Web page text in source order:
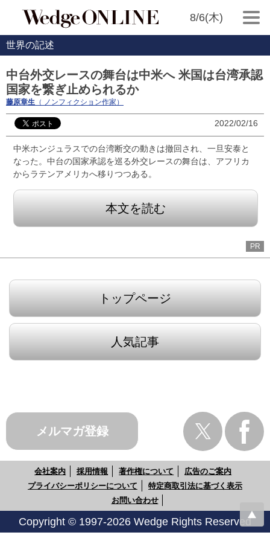
8/6(木)
世界の記述
中台外交レースの舞台は中米へ 米国は台湾承認
国家を繋ぎ止められるか
藤原章生 （ ノンフィクション作家）
2022/02/16
中米ホンジュラスでの台湾断交の動きは撤回され、一旦安泰と
なった。中台の国家承認を巡る外交レースの舞台は、アフリカ
からラテンアメリカへ移りつつある。
本文を読む
PR
トップページ
人気記事
メルマガ登録
会社案内 採用情報 著作権について
広告のご案内
プライバシーポリシーについて
特定商取引法に基づく表示
お問い合わせ
Copyright © 1997-2026 Wedge Rights Reserved